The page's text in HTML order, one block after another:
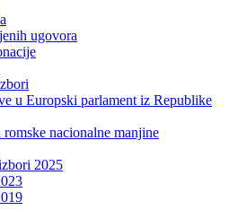
ugovora
u Europski parlament iz Republike
nacionalne manjine
2025